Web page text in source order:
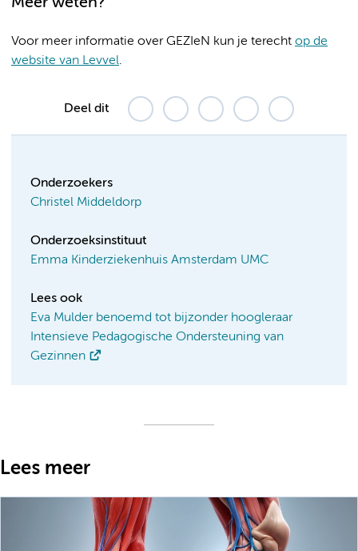
Voor meer informatie over GEZIeN kun je terecht op de
website van Levvel.
Deel dit
Onderzoekers
Christel Middeldorp
Onderzoeksinstituut
Emma Kinderziekenhuis Amsterdam UMC
Lees ook
Eva Mulder benoemd tot bijzonder hoogleraar
Intensieve Pedagogische Ondersteuning van
Gezinnen
Lees meer